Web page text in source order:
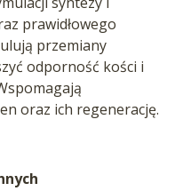
prawidłowego
przemiany
odporność kości i
oraz ich regenerację.